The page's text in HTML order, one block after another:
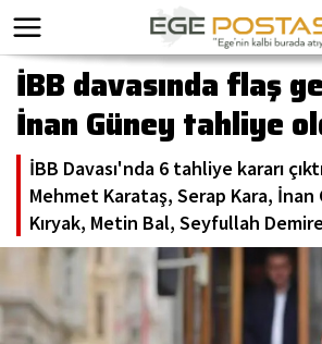
İBB davasında flaş
İnan Güney tahliye
İBB Davası'nda 6 tahliye kararı
Mehmet Karataş, Serap Kara, İnan
Kıryak, Metin Bal, Seyfullah